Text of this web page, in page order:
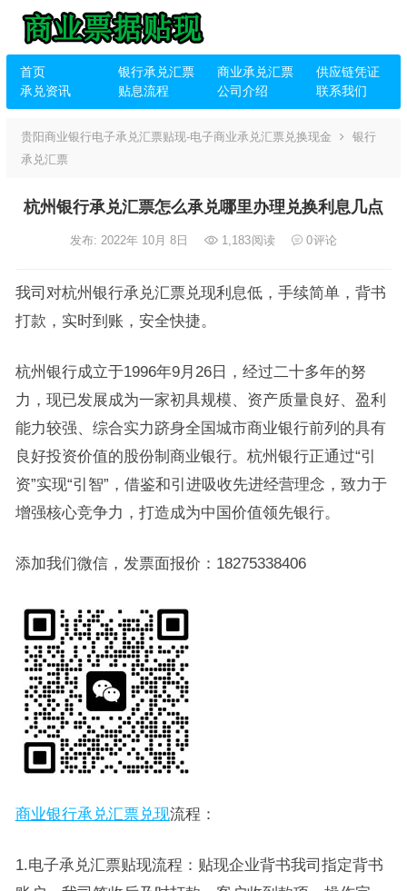
首页 银行承兑汇票 商业承兑汇票
供应链凭证
承兑资讯
贴息流程 公司介绍 联系我们
贵阳商业银行电子承兑汇票贴现-电子商业承兑汇票兑换现金
银行
承兑汇票
杭州银行承兑汇票怎么承兑哪里办理兑换利息几点
发布: 2022年 10月 8日 1,183阅读 0评论
我司对杭州银行承兑汇票兑现利息低，手续简单，背书
打款，实时到账，安全快捷。
杭州银行成立于1996年9月26日，经过二十多年的努
力，现已发展成为一家初具规模、资产质量良好、盈利
能力较强、综合实力跻身全国城市商业银行前列的具有
良好投资价值的股份制商业银行。杭州银行正通过“引
资”实现“引智”，借鉴和引进吸收先进经营理念，致力于
增强核心竞争力，打造成为中国价值领先银行。
添加我们微信，发票面报价：18275338406
商业银行承兑汇票兑现流程：
1.电子承兑汇票贴现流程：贴现企业背书我司指定背书